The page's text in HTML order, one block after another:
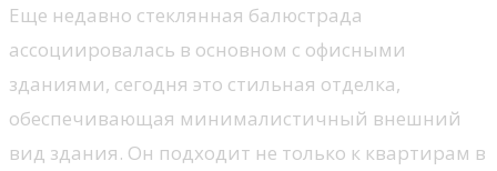
Еще недавно стеклянная балюстрада
ассоциировалась в основном с офисными
зданиями, сегодня это стильная отделка,
обеспечивающая минималистичный внешний
вид здания. Он подходит не только к квартирам в